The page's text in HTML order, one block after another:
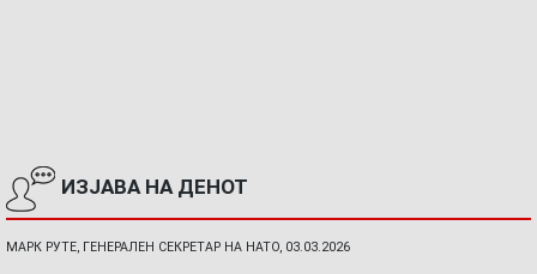
ИЗЈАВА НА ДЕНОТ
МАРК РУТЕ, ГЕНЕРАЛЕН СЕКРЕТАР НА НАТО, 03.03.2026